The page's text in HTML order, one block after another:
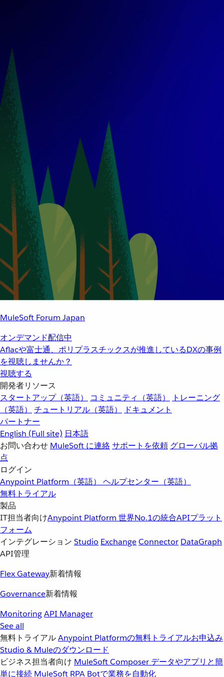
MuleSoft Forum Japan
オンデマンド配信中
Aflacや富士通、ポリプラスチックスが推進しているDXの事例
を視聴しませんか？
視聴する
開発者リソース
スタートアップ（英語）
コミュニティ（英語）
トレーニング
（英語）
チュートリアル（英語）
ドキュメント
パートナー
English (Full site) 日本語
お問い合わせ MuleSoft に連絡サポートを依頼 グローバル拠
点
ログイン
Anypoint Platform（英語） ヘルプセンター（英語）
無料トライアル
製品
IT担当者向けAnypoint Platform 世界No.1の統合APIプラット
フォーム
インテグレーション Studio ExchangeConnector DataGraph
API管理
Flex Gateway新着情報
Governance新着情報
MonitoringAPI Manager
See all
無料トライアルAnypoint Platformの無料トライアルお申込み
Studio & Muleのダウンロード
ビジネス担当者向け MuleSoft Composer データやアプリと簡
単に接続 MuleSoft RPA Botで業務を自動化